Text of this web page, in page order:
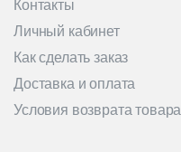
Контакты
Личный кабинет
Как сделать заказ
Доставка и оплата
Условия возврата товара